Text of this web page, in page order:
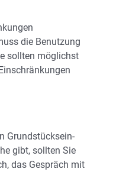
die Benutzung
sollten möglichst
Grundstücksein-
gibt, sollten Sie
das Gespräch mit